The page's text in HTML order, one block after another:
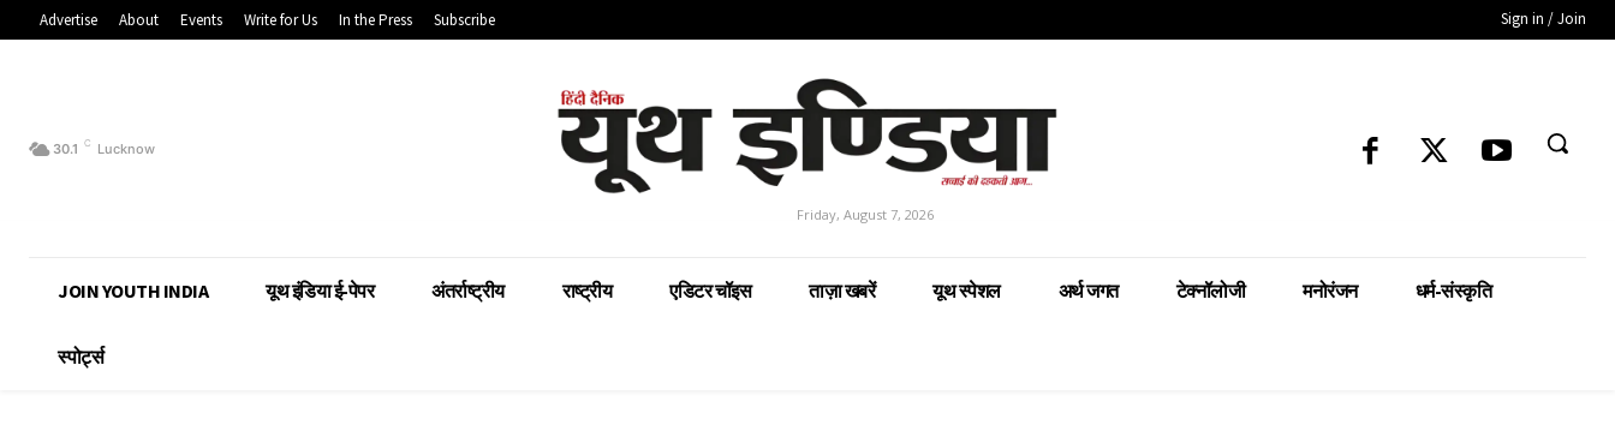
Advertise About Events Write for Us In the Press Subscribe Sign in / Join
30.1 C Lucknow
Friday, August 7, 2026
JOIN YOUTH INDIA यूथ इंडिया ई-पेपर अंतर्राष्ट्रीय राष्ट्रीय एडिटर चॉइस ताज़ा खबरें यूथ स्पेशल अर्थ जगत टेक्नॉलोजी मनोरंजन धर्म-संस्कृति
स्पोर्ट्स